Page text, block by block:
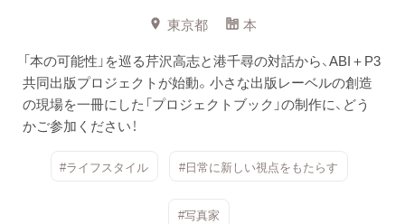
東京都
本
「本の可能性」を巡る芹沢高志と港千尋の対話から、ABI＋P3
共同出版プロジェクトが始動。小さな出版レーベルの創造
の現場を一冊にした「プロジェクトブック」の制作に、どう
かご参加ください！
#ライフスタイル #日常に新しい視点をもたらす
#写真家